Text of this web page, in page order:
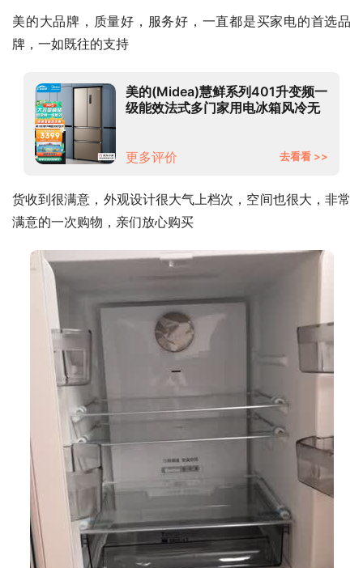
美的大品牌，质量好，服务好，一直都是买家电的首选品
牌，一如既往的支持
美的(Midea)慧鲜系列401升变频一
级能效法式多门家用电冰箱风冷无
更多评价 去看看 >>
货收到很满意，外观设计很大气上档次，空间也很大，非常
满意的一次购物，亲们放心购买